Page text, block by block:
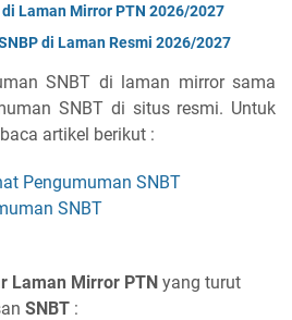
Laman Mirror PTN 2026/2027
di Laman Resmi 2026/2027
SNBT di laman mirror sama
SNBT di situs resmi. Untuk
artikel berikut :
Pengumuman SNBT
SNBT
Laman Mirror PTN yang turut
SNBT :